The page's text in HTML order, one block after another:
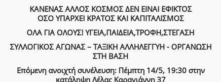
ΚΑΝΕΝΑΣ ΑΛΛΟΣ ΚΟΣΜΟΣ ΔΕΝ ΕΙΝΑΙ ΕΦΙΚΤΟΣ
ΟΣΟ ΥΠΑΡΧΕΙ ΚΡΑΤΟΣ ΚΑΙ ΚΑΠΙΤΑΛΙΣΜΟΣ
ΟΛΑ ΓΙΑ ΟΛΟΥΣ! ΥΓΕΙΑ,ΠΑΙΔΕΙΑ,ΤΡΟΦΗ,ΣΤΕΓΑΣΗ
ΣΥΛΛΟΓΙΚΟΣ ΑΓΩΝΑΣ – ΤΑΞΙΚΗ ΑΛΛΗΛΕΓΓΥΗ - ΟΡΓΑΝΩΣΗ
ΣΤΗ ΒΑΣΗ
Επόμενη ανοιχτή συνέλευση: Πέμπτη 14/5, 19:30 στην
κατάληψη Λέλας Καραγιάννη 37